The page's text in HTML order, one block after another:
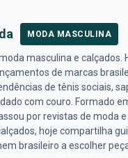
MODA MASCULINA
masculina e calçados.
de marcas
de tênis sociais,
com couro. Formado
por revistas de moda e
hoje compartilha
brasileiro a escolher